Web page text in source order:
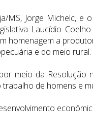
MS, Jorge Michelc, e
Laucídio
homenagem a
e do meio rural.
meio da Resolução
de homens e